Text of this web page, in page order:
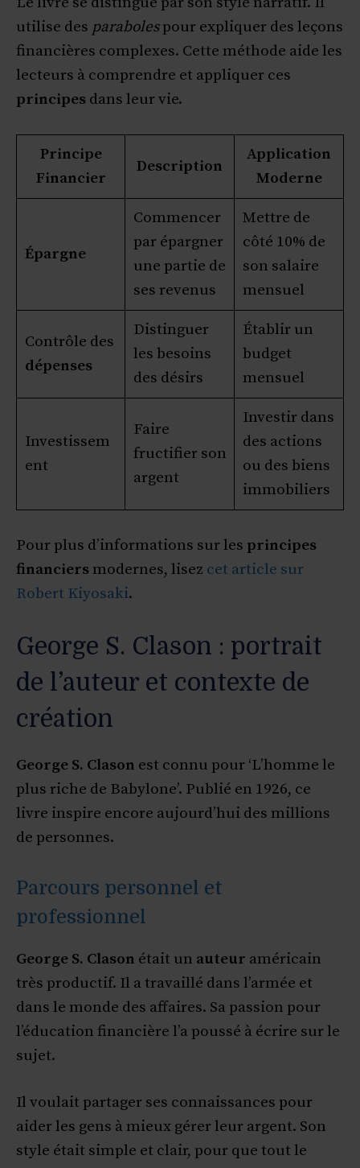
utilise des parabolespour expliquer des leçons
financières complexes. Cette méthode aide les
lecteurs à comprendre et appliquer ces
principes dans leur vie.
Principe
Financier
Description
Application
Moderne
Épargne
Commencer
par épargner
une partie de
ses revenus
Mettre de
côté 10% de
son salaire
mensuel
Contrôle des
dépenses
Distinguer
les besoins
des désirs
Établir un
budget
mensuel
Investissem
ent
Faire
fructifier son
argent
Investir dans
des actions
ou des biens
immobiliers
Pour plus d’informations sur les principes
financiers modernes, lisez cet article sur
Robert Kiyosaki.
George S. Clason : portrait
de l’auteur et contexte de
création
George S. Clason est connu pour ‘L’homme le
plus riche de Babylone’. Publié en 1926, ce
livre inspire encore aujourd’hui des millions
de personnes.
Parcours personnel et
professionnel
George S. Clason était un auteur américain
très productif. Il a travaillé dans l’armée et
dans le monde des affaires. Sa passion pour
l’éducation financière l’a poussé à écrire sur le
sujet.
Il voulait partager ses connaissances pour
aider les gens à mieux gérer leur argent. Son
style était simple et clair, pour que tout le